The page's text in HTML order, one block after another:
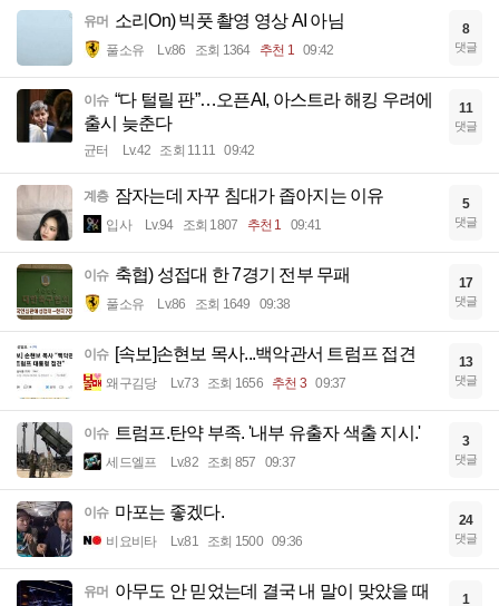
유머 소리On) 빅풋 촬영 영상 AI 아님
풀소유 Lv.86 조회 1364 추천 1 09:42
8
댓글
이슈 “다 털릴 판”…오픈AI, 아스트라 해킹 우려에
출시 늦춘다
균터 Lv.42 조회 1111 09:42
11
댓글
계층 잠자는데 자꾸 침대가 좁아지는 이유
입사 Lv.94 조회 1807 추천 1 09:41
5
댓글
이슈 축협) 성접대 한 7경기 전부 무패
풀소유 Lv.86 조회 1649 09:38
17
댓글
이슈 [속보]손현보 목사...백악관서 트럼프 접견
왜구김당 Lv.73 조회 1656 추천 3 09:37
13
댓글
이슈 트럼프.탄약 부족. '내부 유출자 색출 지시.'
세드엘프 Lv.82 조회 857 09:37
3
댓글
이슈 마포는 좋겠다.
비요비타 Lv.81 조회 1500 09:36
24
댓글
유머 아무도 안 믿었는데 결국 내 말이 맞았을 때 1